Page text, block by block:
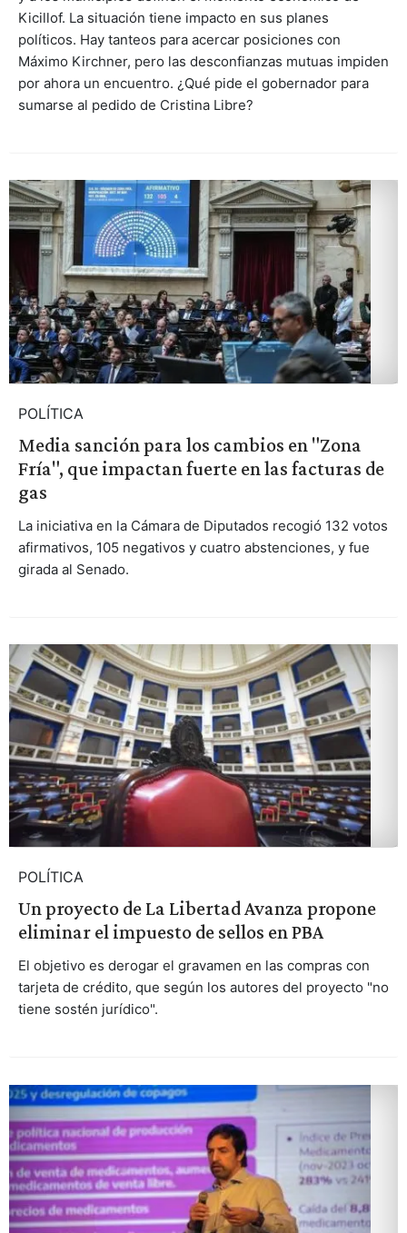
Kicillof. La situación tiene impacto en sus planes
políticos. Hay tanteos para acercar posiciones con
Máximo Kirchner, pero las desconfianzas mutuas impiden
por ahora un encuentro. ¿Qué pide el gobernador para
sumarse al pedido de Cristina Libre?
POLÍTICA
Media sanción para los cambios en "Zona
Fría", que impactan fuerte en las facturas de
gas
La iniciativa en la Cámara de Diputados recogió 132 votos
afirmativos, 105 negativos y cuatro abstenciones, y fue
girada al Senado.
POLÍTICA
Un proyecto de La Libertad Avanza propone
eliminar el impuesto de sellos en PBA
El objetivo es derogar el gravamen en las compras con
tarjeta de crédito, que según los autores del proyecto "no
tiene sostén jurídico".